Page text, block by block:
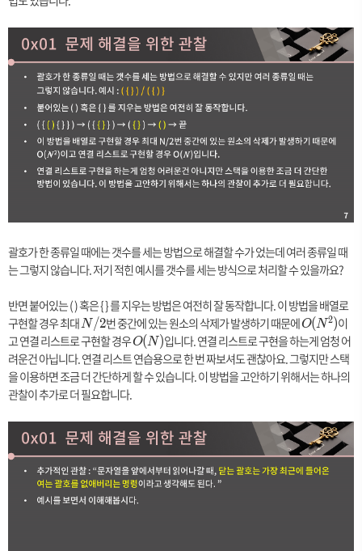
괄호가 한 종류일 때에는 갯수를 세는 방법으로 해결할 수가 었는데 여러 종류일 때
는 그렇지 않습니다. 저기 적힌 예시를 갯수를 세는 방식으로 처리할 수 있을까요?
반면 붙어있는 ( ) 혹은 { } 를 지우는 방법은 여전히 잘 동작합니다. 이 방법을 배열로
구현할 경우 최대N
/
2
N/2번 중간에 있는 원소의 삭제가 발생하기 때문에O
(
N
^
O(N2 )이
고 연결 리스트로 구현할 경우O
(
N
O(N )입니다. 연결 리스트로 구현을 하는게 엄청 어
려운건 아닙니다. 연결 리스트 연습용으로 한 번 짜보셔도 괜찮아요. 그렇지만 스택
을 이용하면 조금 더 간단하게 할 수 있습니다. 이 방법을 고안하기 위해서는 하나의
관찰이 추가로 더 필요합니다.